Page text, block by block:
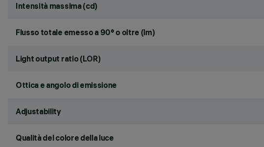
Intensità massima (cd)
Flusso totale emesso a 90° o oltre (lm)
Light output ratio (LOR)
Ottica e angolo di emissione
Adjustability
Qualità del colore della luce